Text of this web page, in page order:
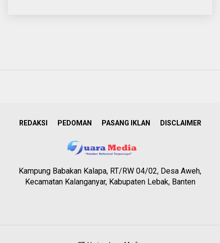
REDAKSI PEDOMAN PASANG IKLAN DISCLAIMER
Kampung Babakan Kalapa, RT/RW 04/02, Desa Aweh,
Kecamatan Kalanganyar, Kabupaten Lebak, Banten